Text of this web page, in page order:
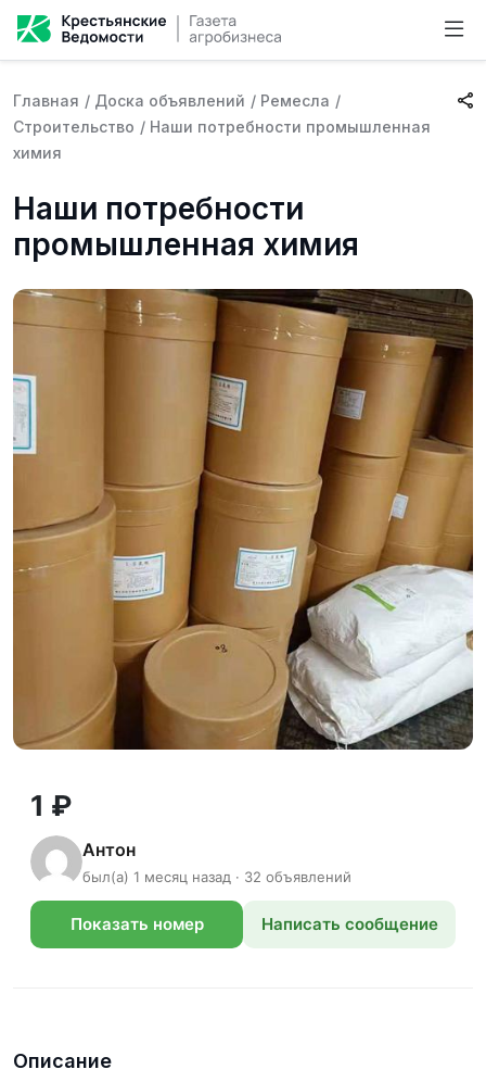
Главная / Доска объявлений / Ремесла /
Строительство / Наши потребности промышленная
химия
Наши потребности
промышленная химия
1 ₽
Антон
был(а) 1 месяц назад · 32 объявлений
Показать номер Написать сообщение
Описание